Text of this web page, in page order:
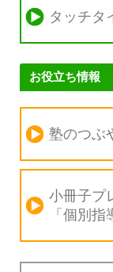
タッチタ
お役立ち情報
塾のつぶ
小冊子プ
「個別指